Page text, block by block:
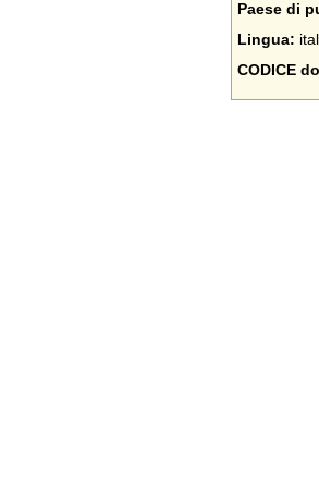
Paese di
Lingua:
CODICE